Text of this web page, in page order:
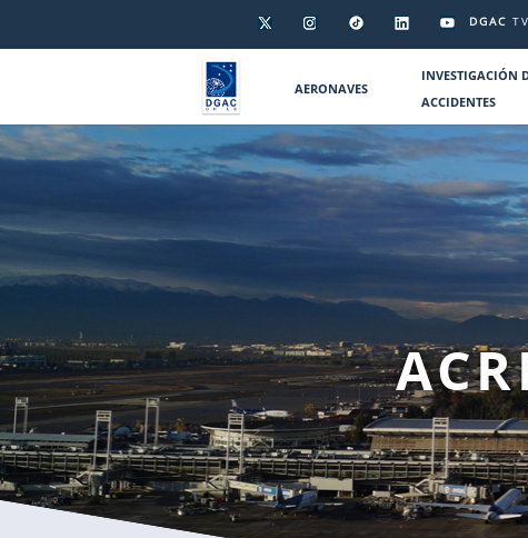
DGAC TV
AERONAVES
INVESTIGACIÓN
ACCIDENTES